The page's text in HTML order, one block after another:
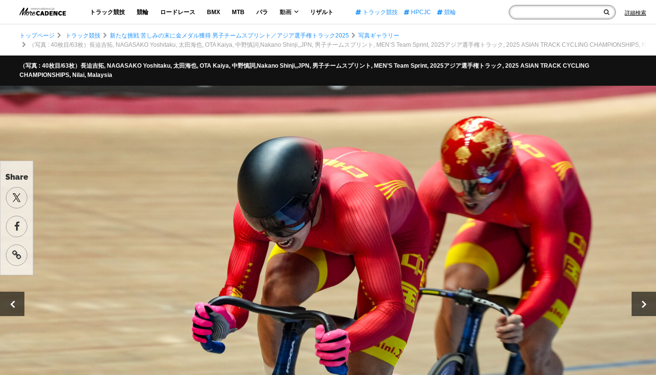
トラック競技 競輪 ロードレース BMX MTB パラ 動画 リザルト トラック競技 HPCJC 競輪 詳細検索
Share
トップページ トラック競技 新たな挑戦 苦しみの末に金メダル獲得 男子チームスプリント／アジア選手権トラック2025
写真ギャラリー
（写真 : 40枚目/63枚）長迫吉拓, NAGASAKO Yoshitaku, 太田海也, OTA Kaiya, 中野慎詞,Nakano Shinji,,JPN, 男子チームスプリント, MEN’S Team Sprint, 2025アジア選手権トラック, 2025 ASIAN TRACK CYCLING CHAMPIONSHIPS,
（写真 : 40枚目/63枚）長迫吉拓, NAGASAKO Yoshitaku, 太田海也, OTA Kaiya, 中野慎詞,Nakano Shinji,,JPN, 男子チームスプリント, MEN’S Team Sprint, 2025アジア選手権トラック, 2025 ASIAN TRACK CYCLING
CHAMPIONSHIPS, Nilai, Malaysia